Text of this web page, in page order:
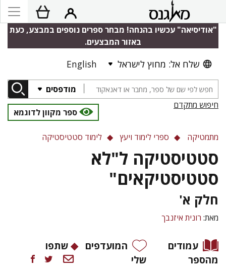
"אודיסיאה" עכשיו בהנחה! מבחר ספרים נוספים במבצע, כעת
באזור המבצעים.
שלח אל: מחוץ לישראל English
מודפסים
חיפוש מתקדם
ספר מקוון לדוגמא
מתמטיקה ספרי לימוד ויעץ לימוד סטטיסטיקה
סטטיסטיקה ל"לא
סטטיסטיקאים"
חלק א'
מאת: רונית איזנבך
עמודים
מהספר
המועדפים
שלי
שתפו